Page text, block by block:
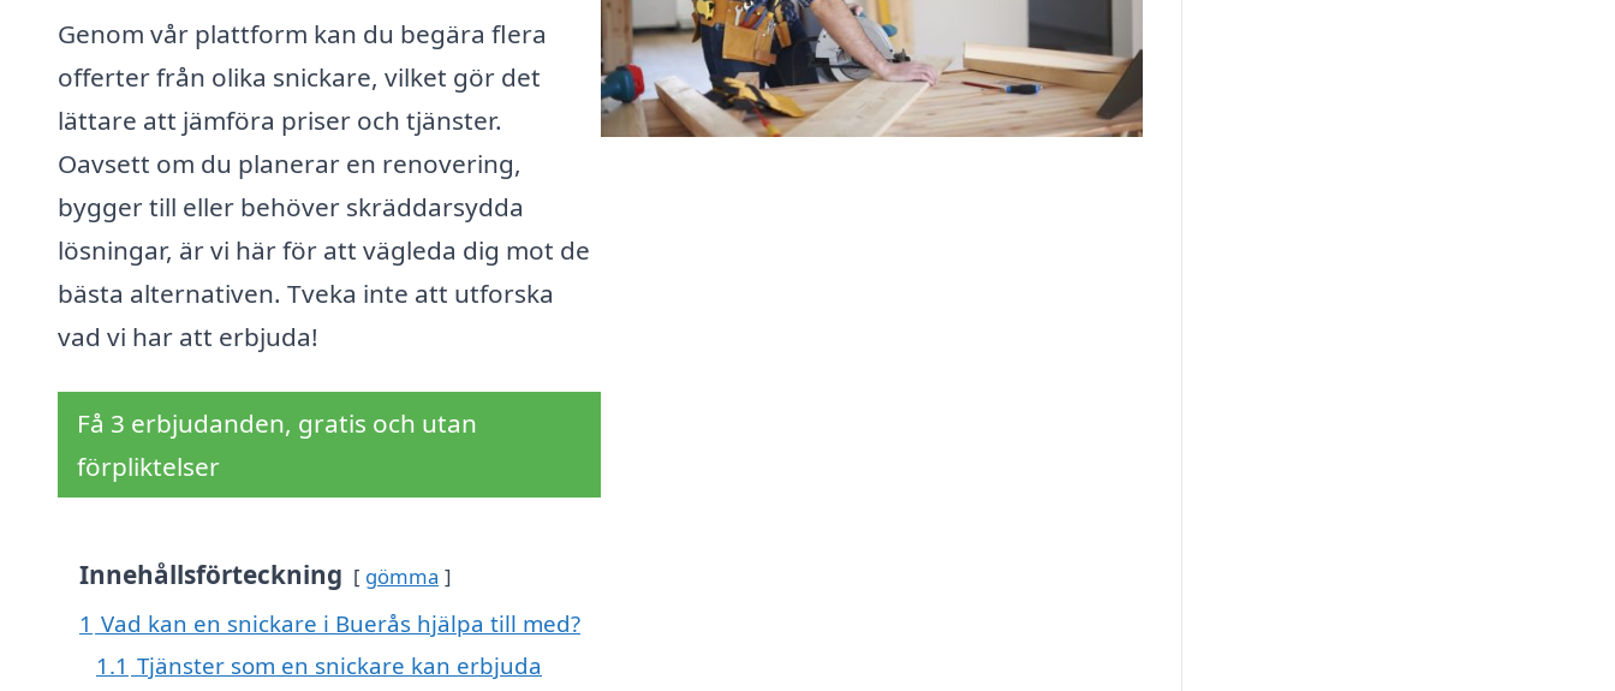
Genom vår plattform kan du begära flera
offerter från olika snickare, vilket gör det
lättare att jämföra priser och tjänster.
Oavsett om du planerar en renovering,
bygger till eller behöver skräddarsydda
lösningar, är vi här för att vägleda dig mot de
bästa alternativen. Tveka inte att utforska
vad vi har att erbjuda!
Få 3 erbjudanden, gratis och utan
förpliktelser
Innehållsförteckning gömma
1 Vad kan en snickare i Buerås hjälpa till med?
1.1 Tjänster som en snickare kan erbjuda